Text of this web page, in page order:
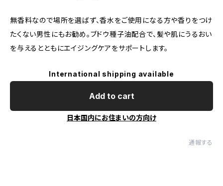
無香料なので場所を選ばず、香水をご使用になる方や香りをつけ
たくない男性にもお勧め。ブドウ種子油配合で、髪や肌にうるおい
を与えるとともにエイジングケアをサポートします。
International shipping available
Add to cart
日本国内にお住まいの方向け
通報する